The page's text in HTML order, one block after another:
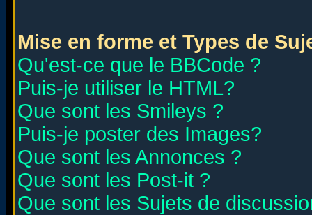
Mise en forme et Types de
Qu'est-ce que le BBCode ?
Puis-je utiliser le HTML?
Que sont les Smileys ?
Puis-je poster des Images?
Que sont les Annonces ?
Que sont les Post-it ?
Que sont les Sujets de